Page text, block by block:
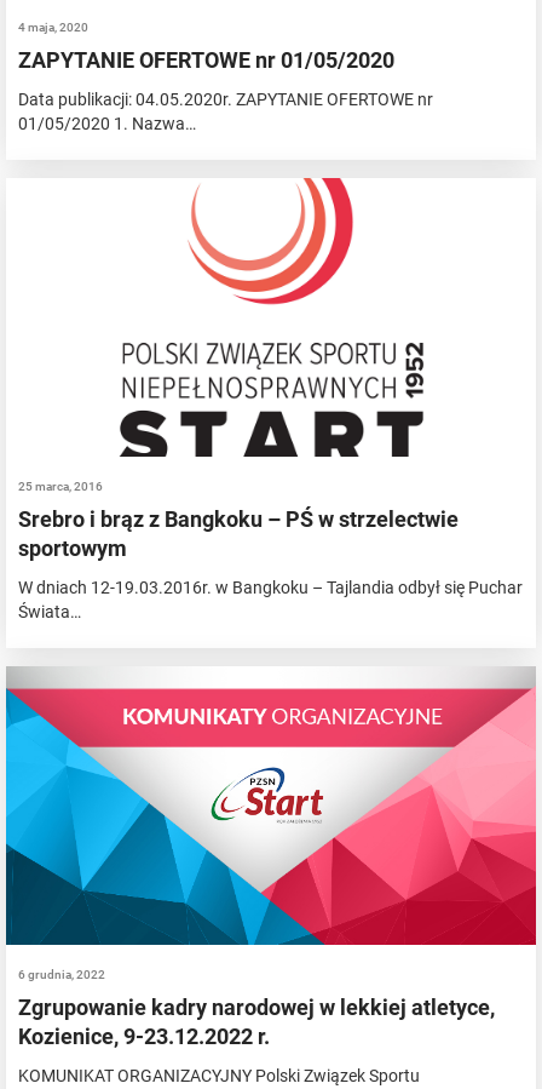
4 maja, 2020
ZAPYTANIE OFERTOWE nr 01/05/2020
Data publikacji: 04.05.2020r. ZAPYTANIE OFERTOWE nr
01/05/2020 1. Nazwa…
25 marca, 2016
Srebro i brąz z Bangkoku – PŚ w strzelectwie
sportowym
W dniach 12-19.03.2016r. w Bangkoku – Tajlandia odbył się Puchar
Świata…
6 grudnia, 2022
Zgrupowanie kadry narodowej w lekkiej atletyce,
Kozienice, 9-23.12.2022 r.
KOMUNIKAT ORGANIZACYJNY Polski Związek Sportu